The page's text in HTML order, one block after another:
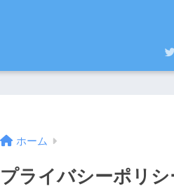
ホーム
プライバシーポリシ